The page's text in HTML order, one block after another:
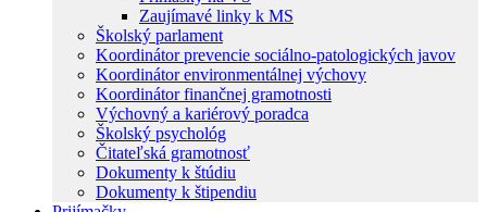
Zaujímavé linky k MS
Školský parlament
Koordinátor prevencie sociálno-patologických javov
Koordinátor environmentálnej výchovy
Koordinátor finančnej gramotnosti
Výchovný a kariérový poradca
Školský psychológ
Čitateľská gramotnosť
Dokumenty k štúdiu
Dokumenty k štipendiu